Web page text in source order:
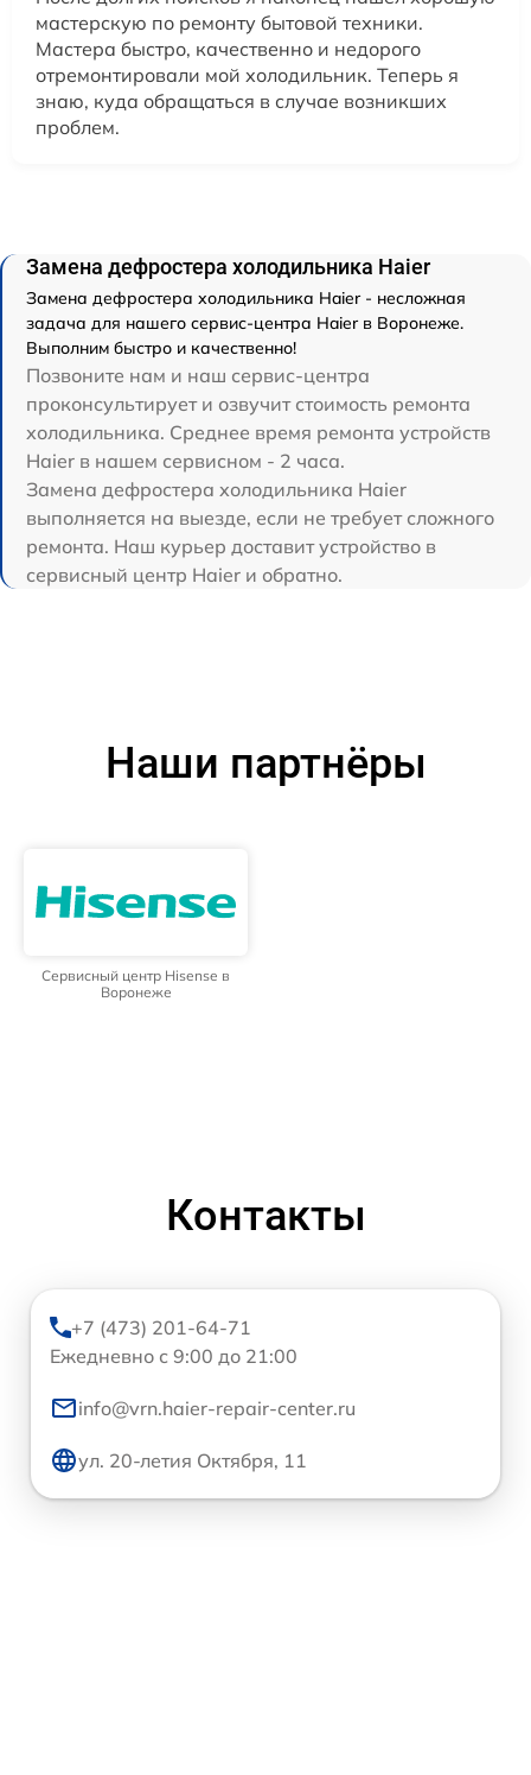
мастерскую по ремонту бытовой техники.
Мастера быстро, качественно и недорого
отремонтировали мой холодильник. Теперь я
знаю, куда обращаться в случае возникших
проблем.
Замена дефростера холодильника Haier
Замена дефростера холодильника Haier - несложная
задача для нашего сервис-центра Haier в Воронеже.
Выполним быстро и качественно!
Позвоните нам и наш сервис-центра
проконсультирует и озвучит стоимость ремонта
холодильника. Среднее время ремонта устройств
Haier в нашем сервисном - 2 часа.
Замена дефростера холодильника Haier
выполняется на выезде, если не требует сложного
ремонта. Наш курьер доставит устройство в
сервисный центр Haier и обратно.
Наши партнёры
Сервисный центр Hisense в
Воронеже
Контакты
+7 (473) 201-64-71
Ежедневно с 9:00 до 21:00
info@vrn.haier-repair-center.ru
ул. 20-летия Октября, 11